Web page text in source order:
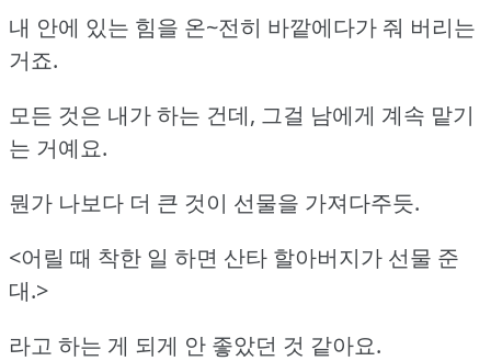
내 안에 있는 힘을 온~전히 바깥에다가 줘 버리는
거죠.
모든 것은 내가 하는 건데, 그걸 남에게 계속 맡기
는 거예요.
뭔가 나보다 더 큰 것이 선물을 가져다주듯.
<어릴 때 착한 일 하면 산타 할아버지가 선물 준
대.>
라고 하는 게 되게 안 좋았던 것 같아요.